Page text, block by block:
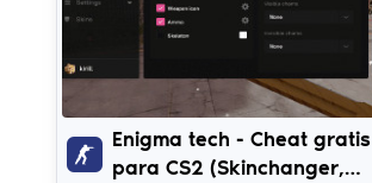
Enigma Legit (V1.5)
Enigma tech - Cheat gratis
para CS2 (Skinchanger,